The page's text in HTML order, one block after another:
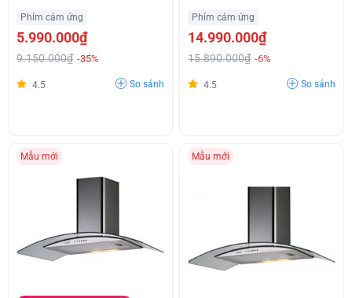
Phím cảm ứng
5.990.000₫
9.150.000₫ -35%
4.5 So sánh
Phím cảm ứng
14.990.000₫
15.890.000₫ -6%
4.5 So sánh
Mẫu mới Mẫu mới